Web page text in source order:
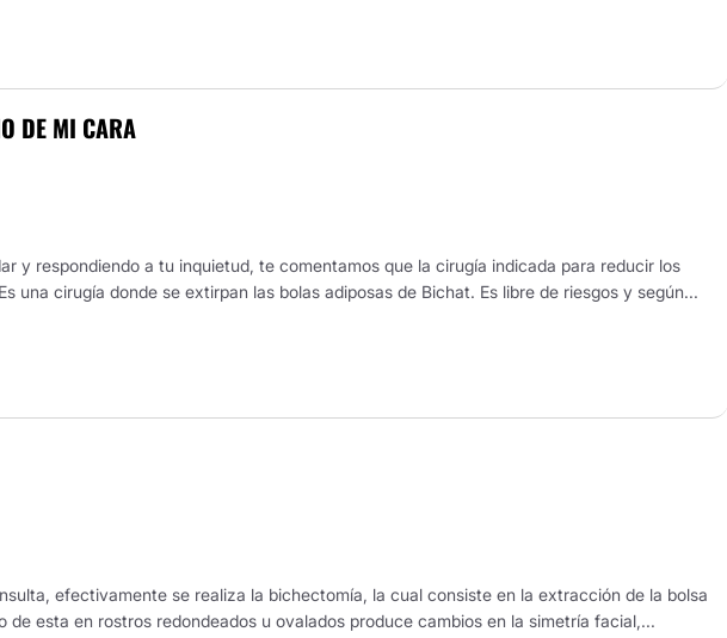
DE MI CARA
y respondiendo a tu inquietud, te comentamos que la cirugía indicada para reducir los
una cirugía donde se extirpan las bolas adiposas de Bichat. Es libre de riesgos y según...
efectivamente se realiza la bichectomía, la cual consiste en la extracción de la bolsa
de esta en rostros redondeados u ovalados produce cambios en la simetría facial,...